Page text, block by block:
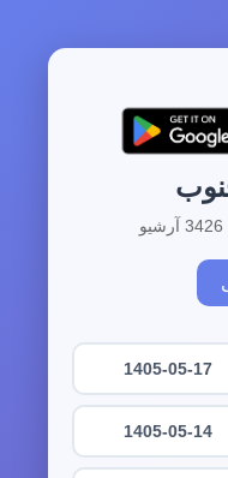
1405-05-17
1405-05-14